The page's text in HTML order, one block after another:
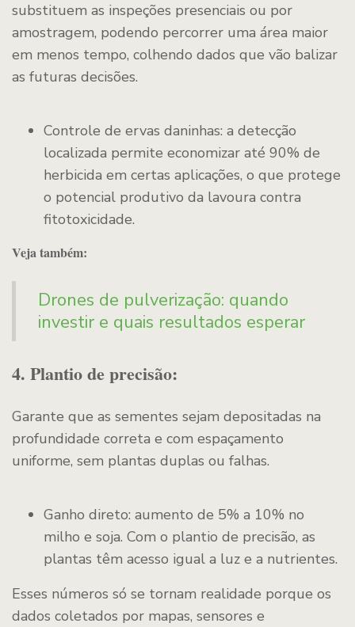
substituem as inspeções presenciais ou por
amostragem, podendo percorrer uma área maior
em menos tempo, colhendo dados que vão balizar
as futuras decisões.
Controle de ervas daninhas: a detecção
localizada permite economizar até 90% de
herbicida em certas aplicações, o que protege
o potencial produtivo da lavoura contra
fitotoxicidade.
Veja também:
Drones de pulverização: quando
investir e quais resultados esperar
4. Plantio de precisão:
Garante que as sementes sejam depositadas na
profundidade correta e com espaçamento
uniforme, sem plantas duplas ou falhas.
Ganho direto: aumento de 5% a 10% no
milho e soja. Com o plantio de precisão, as
plantas têm acesso igual a luz e a nutrientes.
Esses números só se tornam realidade porque os
dados coletados por mapas, sensores e